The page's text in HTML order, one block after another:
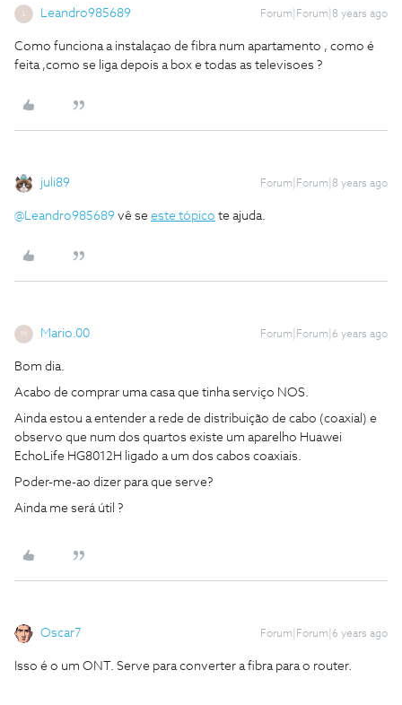
Leandro985689 Forum|Forum|8 years ago
Como funciona a instalaçao de fibra num apartamento , como é
feita ,como se liga depois a box e todas as televisoes ?
juli89 Forum|Forum|8 years ago
@Leandro985689 vê se este tópico te ajuda.
M Mario.00 Forum|Forum|6 years ago
Bom dia.
Acabo de comprar uma casa que tinha serviço NOS.
Ainda estou a entender a rede de distribuição de cabo (coaxial) e
observo que num dos quartos existe um aparelho Huawei
EchoLife HG8012H ligado a um dos cabos coaxiais.
Poder-me-ao dizer para que serve?
Ainda me será útil ?
Oscar7 Forum|Forum|6 years ago
Isso é o um ONT. Serve para converter a fibra para o router.